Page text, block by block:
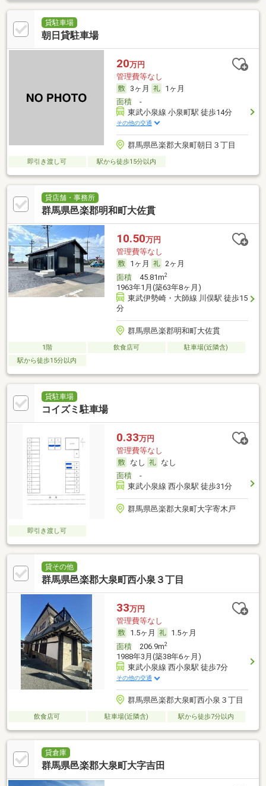
貸駐車場
朝日貸駐車場
20万円
管理費等なし
3ヶ月
1ヶ月
面積-
東武小泉線 小泉町駅 徒歩14分
その他の交通
群馬県邑楽郡大泉町朝日３丁目
即引き渡し可 駅から徒歩15分以内
貸店舗・事務所
群馬県邑楽郡明和町大佐貫
10.50万円
管理費等なし
1ヶ月
2ヶ月
面積45.81m2
1963年1月(築63年8ヶ月)
東武伊勢崎・大師線 川俣駅 徒歩15
分
群馬県邑楽郡明和町大佐貫
1階 飲食店可
駐車場(近隣含)
駅から徒歩15分以内
貸駐車場
コイズミ駐車場
0.33万円
管理費等なし
なし
なし
面積-
東武小泉線 西小泉駅 徒歩31分
群馬県邑楽郡大泉町大字寄木戸
即引き渡し可
貸その他
群馬県邑楽郡大泉町西小泉３丁目
33万円
管理費等なし
1.5ヶ月
1.5ヶ月
面積206.9m2
1988年3月(築38年6ヶ月)
東武小泉線 西小泉駅 徒歩7分
その他の交通
群馬県邑楽郡大泉町西小泉３丁目
飲食店可 駐車場(近隣含) 駅から徒歩7分以内
貸倉庫
群馬県邑楽郡大泉町大字吉田